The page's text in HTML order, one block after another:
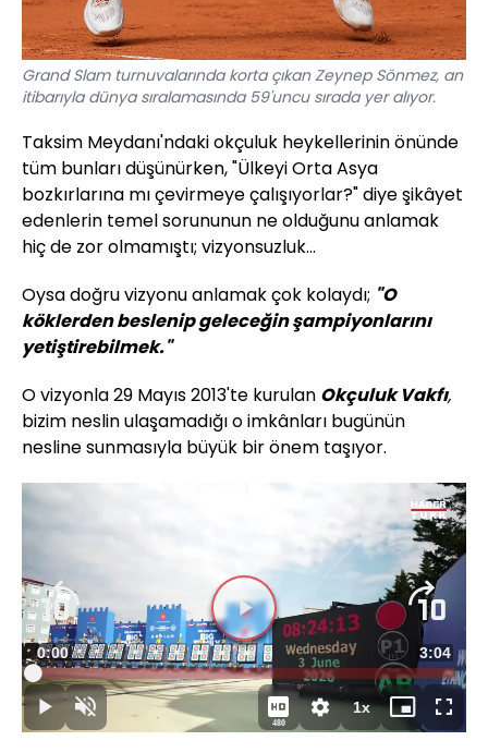
Grand Slam turnuvalarında korta çıkan Zeynep Sönmez, an
itibarıyla dünya sıralamasında 59'uncu sırada yer alıyor.
Taksim Meydanı'ndaki okçuluk heykellerinin önünde
tüm bunları düşünürken, "Ülkeyi Orta Asya
bozkırlarına mı çevirmeye çalışıyorlar?" diye şikâyet
edenlerin temel sorununun ne olduğunu anlamak
hiç de zor olmamıştı; vizyonsuzluk...
Oysa doğru vizyonu anlamak çok kolaydı; "O
köklerden beslenip geleceğin şampiyonlarını
yetiştirebilmek."
O vizyonla 29 Mayıs 2013'te kurulan Okçuluk Vakfı,
bizim neslin ulaşamadığı o imkânları bugünün
nesline sunmasıyla büyük bir önem taşıyor.
Videoyu
Oynat
OynatSesi
Aç
Süre
0:00 Toplam
Süre
3:04
480
Yüklendi:
1.44%
1xOynatma
Hızı
Mini
oynatıcı
Tam
Ekran